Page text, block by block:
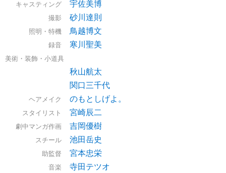
キャスティング 宇佐美博
撮影 砂川達則
照明・特機 鳥越博文
録音 寒川聖美
美術・装飾・小道具
秋山航太
関口三千代
ヘアメイク のもとしげよ。
スタイリスト 宮崎辰二
劇中マンガ作画 吉岡優樹
スチール 池田岳史
助監督 宮本忠栄
音楽
寺田テツオ